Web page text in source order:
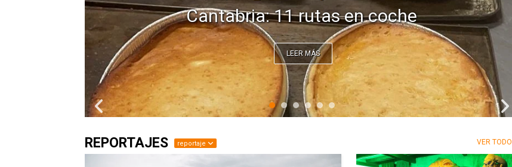
Así será el Museo Reina Sofía de Santander
LEER MÁS
REPORTAJES reportaje VER TODO